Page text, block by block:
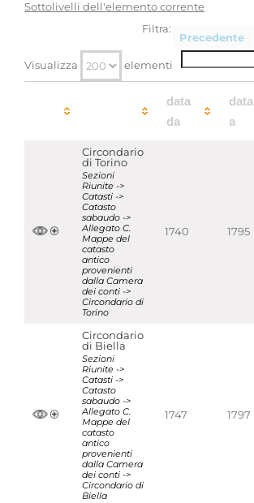
Sottolivelli dell'elemento corrente
Precedente
Visualizza elementi
Filtra:
data
da
data
a
Circondario
di Torino
Sezioni
Riunite ->
Catasti ->
Catasto
sabaudo ->
Allegato C.
Mappe del
catasto
antico
provenienti
dalla Camera
dei conti ->
Circondario di
Torino
1740 1795
Circondario
di Biella
Sezioni
Riunite ->
Catasti ->
Catasto
sabaudo ->
Allegato C.
Mappe del
catasto
antico
provenienti
dalla Camera
dei conti ->
Circondario di
Biella
1747 1797